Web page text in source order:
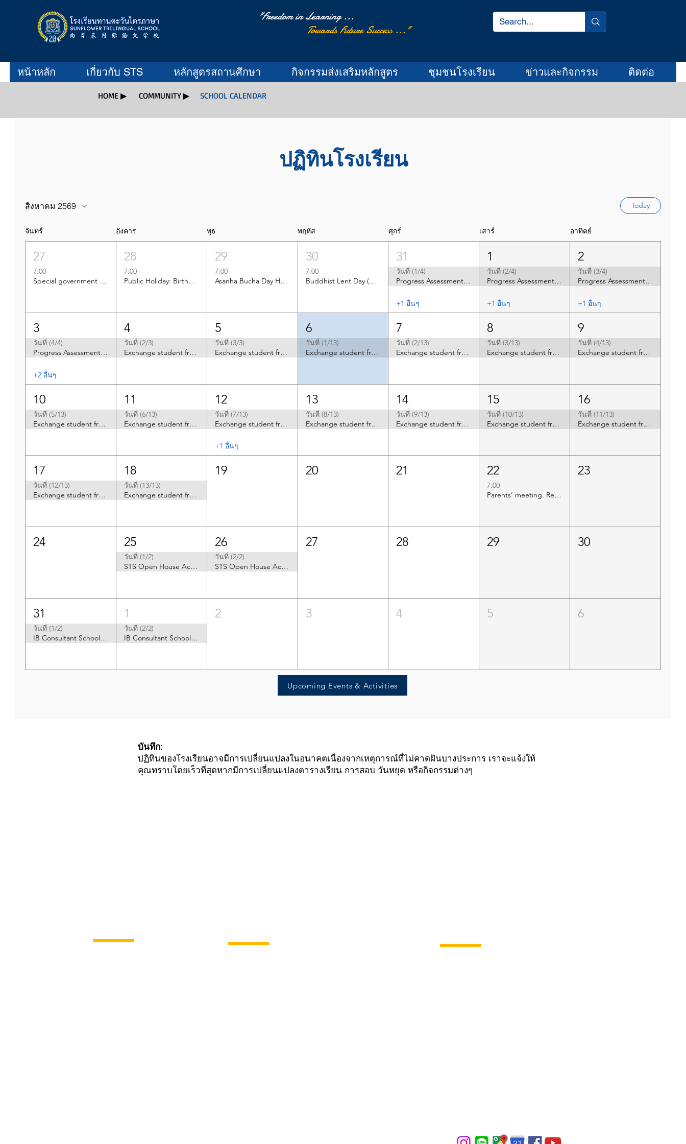
"Freedom in Learning ...
Towards Future Success ..."
หน้าหลัก เกี่ยวกับ STS หลักสูตรสถานศึกษา กิจกรรมส่งเสริมหลักสูตร ชุมชนโรงเรียน ข่าวและกิจกรรม ติดต่อ
HOME ▶ COMMUNITY ▶ SCHOOL CALENDAR
ปฏิทินโรงเรียน
Upcoming Events & Activities
สิงหาคม 2569 Today
จันทร์ อังคาร พุธ พฤหัส ศุกร์ เสาร์ อาทิตย์
27
7:00
Special government holiday
28
7:00
Public Holiday: Birthday Anniversary of His Majesty King Maha Vajiralongkorn (Rama 10)
29
7:00
Asanha Bucha Day Holiday
30
7:00
Buddhist Lent Day (Holiday)
31
วันที่ (1/4)
Progress Assessment 1/2026 G.7-12
+1 อื่นๆ
1
วันที่ (2/4)
Progress Assessment 1/2026 G.7-12
+1 อื่นๆ
2
วันที่ (3/4)
Progress Assessment 1/2026 G.7-12
+1 อื่นๆ
3
วันที่ (4/4)
Progress Assessment 1/2026 G.7-12
+2 อื่นๆ
4
วันที่ (2/3)
Exchange student from Taiwan (Hsinchu- ShanChi)
5
วันที่ (3/3)
Exchange student from Taiwan (Hsinchu- ShanChi)
6
วันที่ (1/13)
Exchange student from Taiwan high school (Taichung)
7
วันที่ (2/13)
Exchange student from Taiwan high school (Taichung)
8
วันที่ (3/13)
Exchange student from Taiwan high school (Taichung)
9
วันที่ (4/13)
Exchange student from Taiwan high school (Taichung)
10
วันที่ (5/13)
Exchange student from Taiwan high school (Taichung)
11
วันที่ (6/13)
Exchange student from Taiwan high school (Taichung)
12
วันที่ (7/13)
Exchange student from Taiwan high school (Taichung)
+1 อื่นๆ
13
วันที่ (8/13)
Exchange student from Taiwan high school (Taichung)
14
วันที่ (9/13)
Exchange student from Taiwan high school (Taichung)
15
วันที่ (10/13)
Exchange student from Taiwan high school (Taichung)
16
วันที่ (11/13)
Exchange student from Taiwan high school (Taichung)
17
วันที่ (12/13)
Exchange student from Taiwan high school (Taichung)
18
วันที่ (13/13)
Exchange student from Taiwan high school (Taichung)
19 20 21 22
7:00
Parents’ meeting. Releasing of midterm scores Semester 1/2029, G1-12
23
24 25
วันที่ (1/2)
STS Open House Activity
26
วันที่ (2/2)
STS Open House Activity
27 28 29 30
31
วันที่ (1/2)
IB Consultant School Visit (Mr. Gupta)
1
วันที่ (2/2)
IB Consultant School Visit (Mr. Gupta)
2 3 4 5 6
บันทึก:
ปฏิทินของโรงเรียนอาจมีการเปลี่ยนแปลงในอนาคตเนื่องจากเหตุการณ์ที่ไม่คาดฝันบางประการ เราจะแจ้งให้
คุณทราบโดยเร็วที่สุดหากมีการเปลี่ยนแปลงตารางเรียน การสอบ วันหยุด หรือกิจกรรมต่างๆ